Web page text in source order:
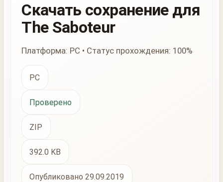
Скачать сохранение для
The Saboteur
Платформа: PC • Статус прохождения: 100%
PC
Проверено
ZIP
392.0 KB
Опубликовано 29.09.2019